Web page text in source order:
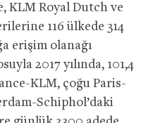
KLM Royal Dutch ve
116 ülkede 314
erişim olanağı
2017 yılında, 101,4
KLM, çoğu Paris-
Schiphol’daki